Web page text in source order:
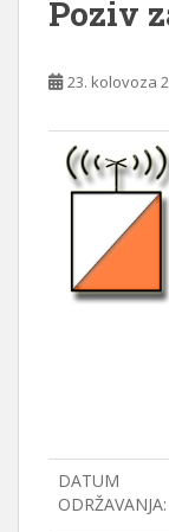
Poziv
23. kolovoza
DATUM
ODRŽAVANJA: